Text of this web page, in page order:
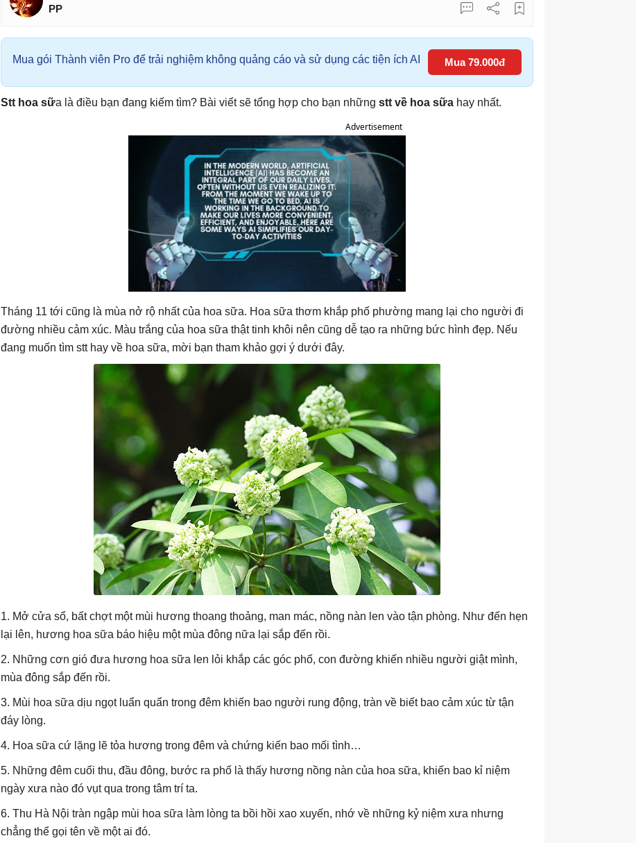
PP
Mua gói Thành viên Pro để trải nghiệm không quảng cáo và sử dụng các tiện ích AI Mua 79.000đ
Stt hoa sữa là điều bạn đang kiếm tìm? Bài viết sẽ tổng hợp cho bạn những stt về hoa sữa hay nhất.
Advertisement
Tháng 11 tới cũng là mùa nở rộ nhất của hoa sữa. Hoa sữa thơm khắp phố phường mang lại cho người đi
đường nhiều cảm xúc. Màu trắng của hoa sữa thật tinh khôi nên cũng dễ tạo ra những bức hình đẹp. Nếu
đang muốn tìm stt hay về hoa sữa, mời bạn tham khảo gợi ý dưới đây.
1. Mở cửa sổ, bất chợt một mùi hương thoang thoảng, man mác, nồng nàn len vào tận phòng. Như đến hẹn
lại lên, hương hoa sữa báo hiệu một mùa đông nữa lại sắp đến rồi.
2. Những cơn gió đưa hương hoa sữa len lỏi khắp các góc phố, con đường khiến nhiều người giật mình,
mùa đông sắp đến rồi.
3. Mùi hoa sữa dịu ngọt luẩn quẩn trong đêm khiến bao người rung động, tràn về biết bao cảm xúc từ tận
đáy lòng.
4. Hoa sữa cứ lặng lẽ tỏa hương trong đêm và chứng kiến bao mối tình…
5. Những đêm cuối thu, đầu đông, bước ra phố là thấy hương nồng nàn của hoa sữa, khiến bao kỉ niệm
ngày xưa nào đó vụt qua trong tâm trí ta.
6. Thu Hà Nội tràn ngập mùi hoa sữa làm lòng ta bồi hồi xao xuyến, nhớ về những kỷ niệm xưa nhưng
chẳng thể gọi tên về một ai đó.